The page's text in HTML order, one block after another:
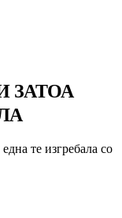
ЗАТОА
те изгребала со